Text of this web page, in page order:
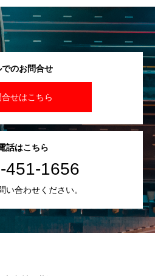
でのお問合せ
合せはこちら
話はこちら
451-1656
い合わせください。